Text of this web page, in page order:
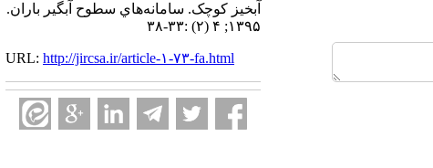
آبخیز کوچک. سامانه‌هاي سطوح آبگير باران.
۱۳۹۵; ۴ (۲) :۳۳-۳۸
URL: http://jircsa.ir/article-۱-۷۳-fa.html